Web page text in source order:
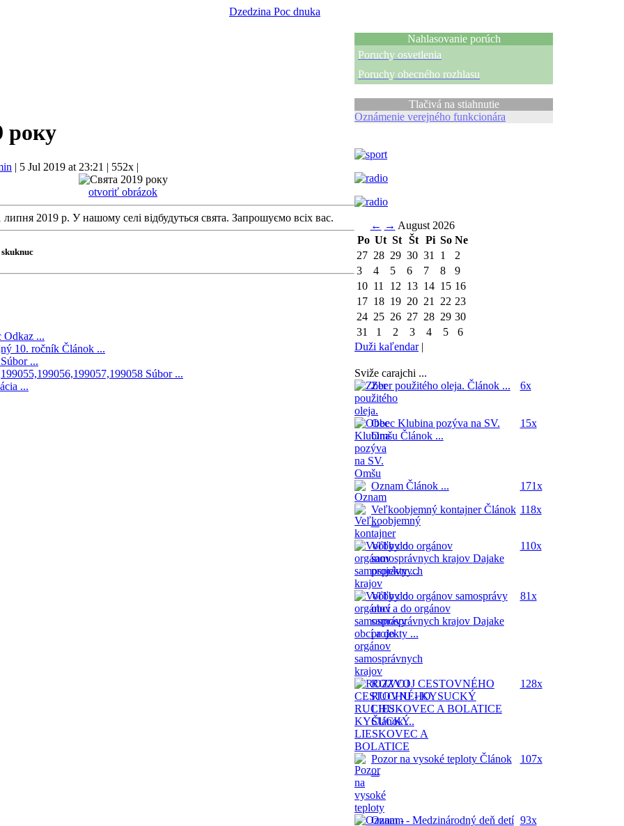
Dzedzina Poc dnuka
року
| 5 Jul 2019 at 23:21 | 552x |
otvoriť obrázok
2019 р. У нашому селі відбудуться свята. Запрошуємо всіх вас.
Odkaz ...
10. ročník Článok ...
Súbor ...
Súbor ...
...
Nahlasovanie porúch
Poruchy osvetlenia
Poruchy obecného rozhlasu
Tlačivá na stiahnutie
Oznámenie verejného funkcionára
← → August 2026
Po Ut St Št Pi So Ne
27 28 29 30 31 1
2
3
4 5 6 7 8
9
10 11 12 13 14 15 16
17 18 19 20 21 22 23
24 25 26 27 28 29 30
31
1 2 3 4 5
6
Duži kaľendar|
Sviže carajchi ...
Zber použitého oleja. Článok ... 6x
Obec Klubina pozýva na SV.
Omšu Článok ...
15x
Oznam Článok ...
171x
Veľkoobjemný kontajnerČlánok
...
118x
Voľby do orgánov
samosprávnych krajov Dajake
projekty ...
110x
Voľby do orgánov samosprávy
obcí a do orgánov
samosprávnych krajov Dajake
projekty ...
81x
ROZVOJ CESTOVNÉHO
RUCHU - KYSUCKÝ
LIESKOVEC A BOLATICE
Článok ...
128x
Pozor na vysoké teploty Článok
...
107x
Oznam - Medzinárodný deň detí 93x